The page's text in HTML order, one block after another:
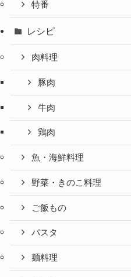
特番
レシピ
肉料理
豚肉
牛肉
鶏肉
魚・海鮮料理
野菜・きのこ料理
ご飯もの
パスタ
麺料理